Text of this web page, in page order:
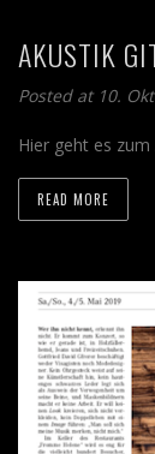
AKUSTIK
Posted at 10.
Hier geht es
READ MORE